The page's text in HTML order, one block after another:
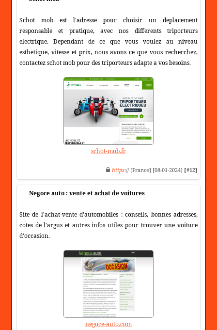
Schot mob est l'adresse pour choisir un deplacement
responsable et pratique, avec nos differents triporteurs
electrique. Dependant de ce que vous voulez au niveau
esthetique, vitesse et prix, nous avons ce que vous recherchez,
contactez schot mob pour des triporteurs adapte a vos besoins.
schot-mob.fr
https:// [France] [08-01-2024] [#12]
Negoce auto : vente et achat de voitures
Site de l'achat-vente d'automobiles : conseils, bonnes adresses,
cotes de l'argus et autres infos utiles pour trouver une voiture
d'occasion.
negoce-auto.com